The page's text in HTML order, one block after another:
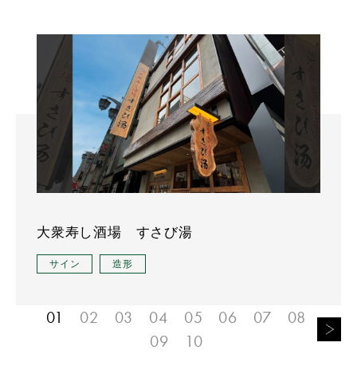
大衆寿し酒場 すさび湯
サイン 造形
01 02 03 04 05 06 07
08
09
10